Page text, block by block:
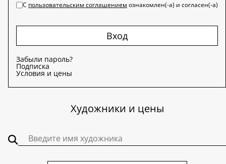
С пользовательским соглашением ознакомлен(-а) и согласен(-а)
Вход
Забыли пароль?
Подписка
Условия и цены
Художники и цены